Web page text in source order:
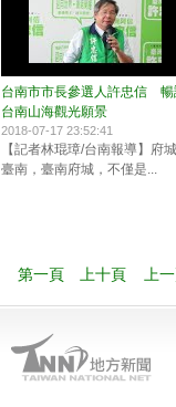
台南市市長參選人許忠信 暢
台南山海觀光願景
2018-07-17 23:52:41
【記者林琨璋/台南報導】府城
臺南，臺南府城，不僅是...
第一頁
上十頁 上